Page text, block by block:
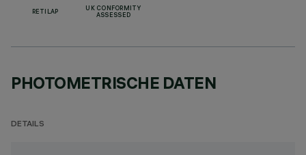
RETILAP
UK CONFORMITY
ASSESSED
PHOTOMETRISCHE DATEN
DETAILS